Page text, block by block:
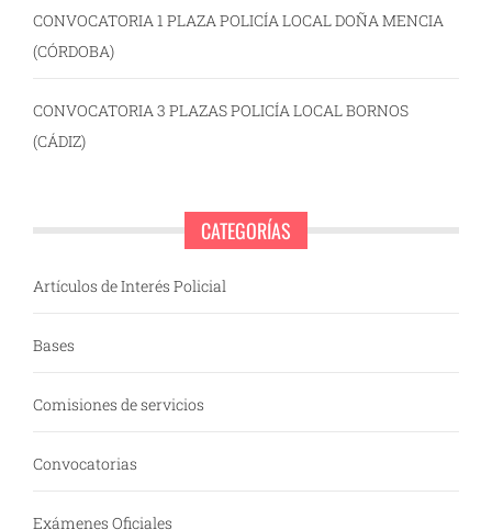
CONVOCATORIA 1 PLAZA POLICÍA LOCAL DOÑA MENCIA
(CÓRDOBA)
CONVOCATORIA 3 PLAZAS POLICÍA LOCAL BORNOS
(CÁDIZ)
CATEGORÍAS
Artículos de Interés Policial
Bases
Comisiones de servicios
Convocatorias
Exámenes Oficiales